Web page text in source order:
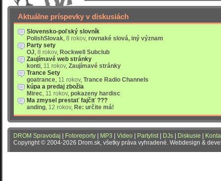
Aktuálne príspevky v diskusiách
Slovensko-poľský slovník
PolishSlovak, 8 rokov, rovnaké slová, iný význam
Party sety
OJ, 8 rokov, Rockwell Subclub
Zaujímavé web stránky
konti, 11 rokov, Zaujímavé stránky
Trance Sety
goatrance, 11 rokov, Trance Radio Channels
kúpa a predaj zbožia
Mirec, 11 rokov, pokazeny hardisc
Ma zmysel prestať fajčiť ???
anding, 12 rokov, Re: určite má!
DROM Spravodaj Fotoreporty MP3 Video Partylist| DJs Diskusie
Copyright © 2004-2026 Drom.sk, všetky práva vyhradené. Webdesign &